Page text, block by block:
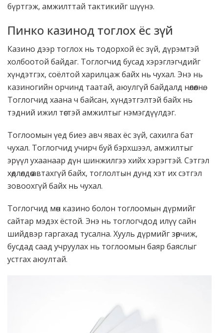
бүртгэж, амжилттай тактикийг шүүнэ.
Пинко казинод тоглох ёс зүй
Казино дээр тоглох нь тодорхой ёс зүй, дүрэмтэй
холбоотой байдаг. Тоглогчид бусад хэрэглэгчдийг
хүндэтгэх, соёлтой харилцаж байх нь чухал. Энэ нь
казиногийн орчинд таатай, аюулгүй байдалд нөлөөлнө.
Тоглогчид хаана ч байсан, хүндэтгэлтэй байх нь
тэдний ижил төстэй амжилтыг нэмэгдүүлдэг.
Тоглоомын үед биеэ авч явах ёс зүй, сахилга бат
чухал. Тоглогчид учирч буй бэрхшээл, амжилтыг
эрүүл ухаанаар дүн шинжилгээ хийх хэрэгтэй. Сэтгэл
хөдлөлдөө автахгүй байх, тоглолтын дунд хэт их сэтгэл
зовоохгүй байх нь чухал.
Тоглогчид мөн казино болон тоглоомын дүрмийг
сайтар мэдэх ёстой. Энэ нь тоглогчдод илүү сайн
шийдвэр гаргахад тусална. Хууль дүрмийг зөрчиж,
бусдад саад учруулах нь тоглоомын баяр баяслыг
устгах аюултай.